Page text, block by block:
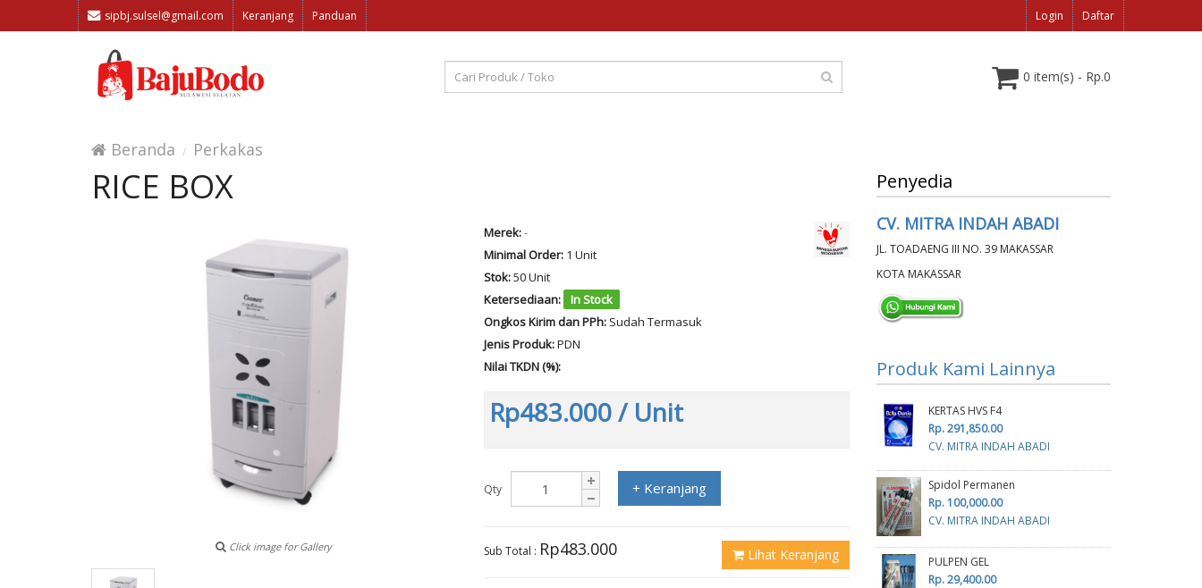
sipbj.sulsel@gmail.com Keranjang Panduan Login Daftar
0 item(s) - Rp.0
Beranda Perkakas
RICE BOX
Click image for Gallery
Merek:-
Minimal Order:1 Unit
Stok:50 Unit
Ketersediaan:
In Stock
Ongkos Kirim dan PPh: Sudah Termasuk
Jenis Produk:PDN
Nilai TKDN (%):
Rp483.000/ Unit
Qty + Keranjang
Sub Total : Rp483.000 Lihat Keranjang
Penyedia
CV. MITRA INDAH ABADI
JL. TOADAENG III NO. 39 MAKASSAR
KOTA MAKASSAR
Produk Kami Lainnya
KERTAS HVS F4
Rp. 291,850.00
CV. MITRA INDAH ABADI
Spidol Permanen
Rp. 100,000.00
CV. MITRA INDAH ABADI
PULPEN GEL
Rp. 29,400.00